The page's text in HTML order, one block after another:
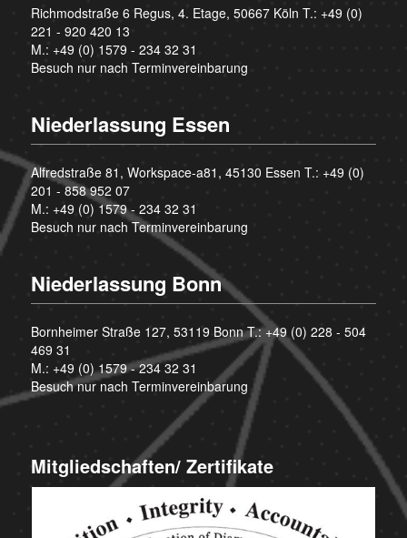
Richmodstraße 6 Regus, 4. Etage, 50667 Köln T.: +49 (0)
221 - 920 420 13
M.: +49 (0) 1579 - 234 32 31
Besuch nur nach Terminvereinbarung
Niederlassung Essen
Alfredstraße 81, Workspace-a81, 45130 Essen T.: +49 (0)
201 - 858 952 07
M.: +49 (0) 1579 - 234 32 31
Besuch nur nach Terminvereinbarung
Niederlassung Bonn
Bornheimer Straße 127, 53119 Bonn T.:+49 (0) 228 - 504
469 31
M.: +49 (0) 1579 - 234 32 31
Besuch nur nach Terminvereinbarung
Mitgliedschaften/ Zertifikate